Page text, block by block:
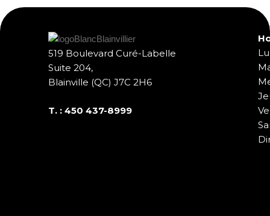
519 Boulevard Curé-Labelle
Suite 204,
Blainville (QC) J7C 2H6
T. : 450 437-8999